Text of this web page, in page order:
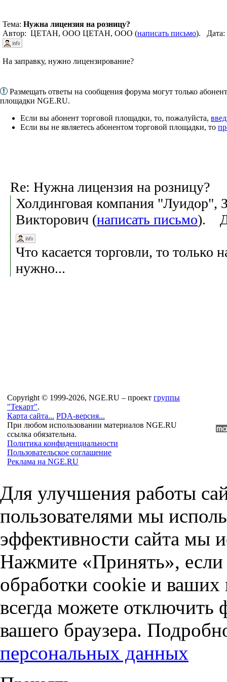
Тема: Нужна лицензия на розницу?
Автор: ЦЕТАН, ООО ЦЕТАН, ООО (написать письмо). Дата:
На заправку, нужно лицензирование?
Размещать ответы на сообщения форума могут только
площадки NGE.RU.
Если вы абонент торговой площадки, то, пожалуйста,
Если вы не являетесь абонентом торговой площадки, то
Re: Нужна лицензия на розницу?
Холдинговая компания "Луидор",
Викторович (написать письмо).
Что касается торговли, то только
нужно...
Copyright © 1999-2026, NGE.RU – проект группы
"Текарт".
Карта сайта... PDA-версия...
При любом использовании материалов NGE.RU
ссылка обязательна.
Политика конфиденциальности
Пользовательское соглашение
Реклама на NGE.RU
Для улучшения работы
пользователями мы
эффективности сайта мы
Нажмите «Принять», если
обработки cookie и
всегда можете отключить
вашего браузера.
персональных данных